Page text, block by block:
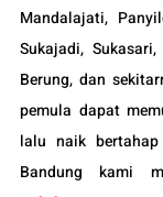
Mandalajati,
Sukajadi,
Berung, dan
pemula dapat
lalu naik